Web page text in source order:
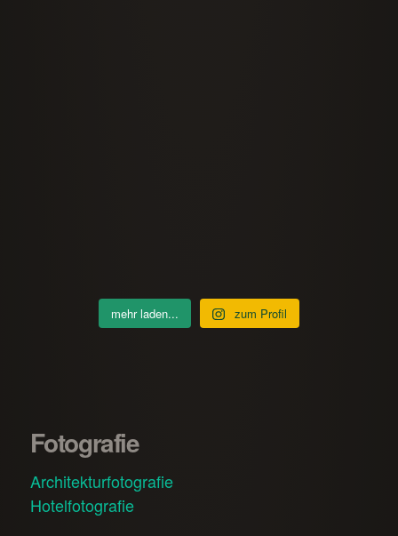
mehr laden... zum Profil
Fotografie
Architekturfotografie
Hotelfotografie